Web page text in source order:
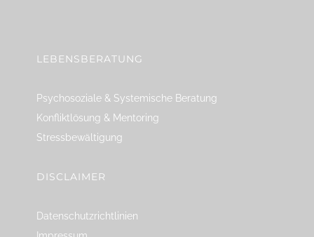
LEBENSBERATUNG
Psychosoziale & Systemische Beratung
Konfliktlösung & Mentoring
Stressbewältigung
DISCLAIMER
Datenschutzrichtlinien